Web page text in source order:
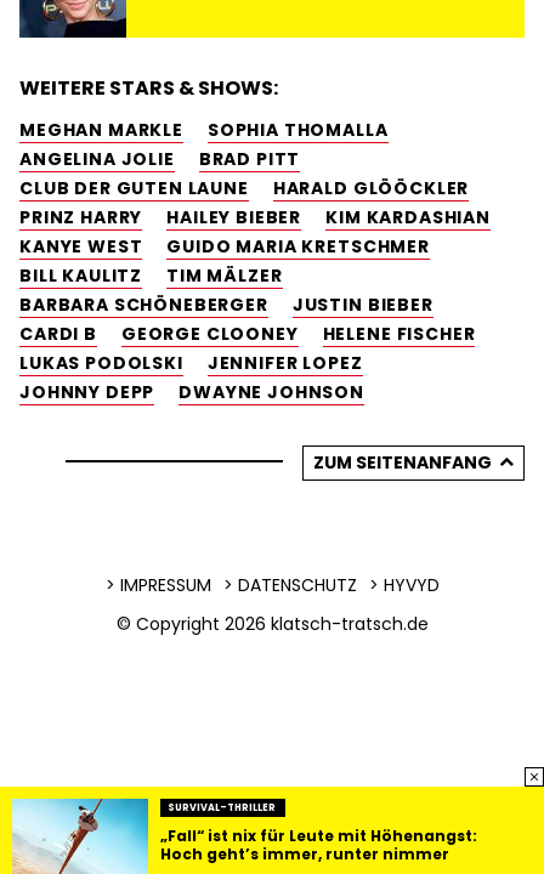
WEITERE STARS & SHOWS:
MEGHAN MARKLE
SOPHIA THOMALLA
ANGELINA JOLIE
BRAD PITT
CLUB DER GUTEN LAUNE
HARALD GLÖÖCKLER
PRINZ HARRY
HAILEY BIEBER
KIM KARDASHIAN
KANYE WEST
GUIDO MARIA KRETSCHMER
BILL KAULITZ
TIM MÄLZER
BARBARA SCHÖNEBERGER
JUSTIN BIEBER
CARDI B
GEORGE CLOONEY
HELENE FISCHER
LUKAS PODOLSKI
JENNIFER LOPEZ
JOHNNY DEPP
DWAYNE JOHNSON
ZUM SEITENANFANG
IMPRESSUM DATENSCHUTZ
HYVYD
© Copyright 2026 klatsch-tratsch.de
SURVIVAL-THRILLER
„Fall“ ist nix für Leute mit Höhenangst:
Hoch geht’s immer, runter nimmer